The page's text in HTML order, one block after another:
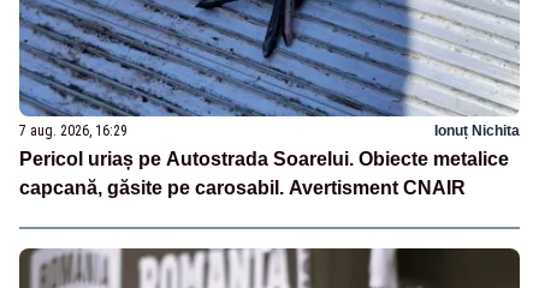
7 aug. 2026, 16:29 Ionuț Nichita
Pericol uriaș pe Autostrada Soarelui. Obiecte metalice
capcană, găsite pe carosabil. Avertisment CNAIR